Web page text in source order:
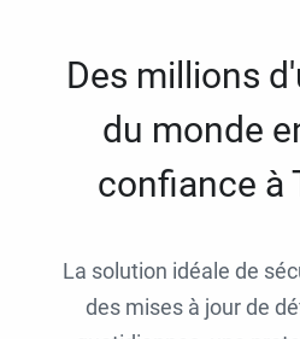
Des millions
du monde
confiance à
La solution idéale de
des mises à jour de